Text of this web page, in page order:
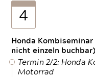
4
Honda
nicht einzeln buchbar)
Termin 2/2: Honda
Motorrad